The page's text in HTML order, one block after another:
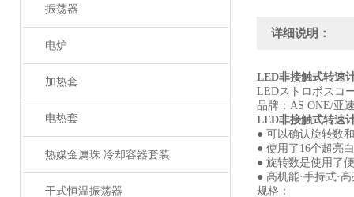
振荡器
电炉
加热套
电热套
热媒金属珠 冷却容器套装
干式恒温振荡器
详细说明：
LED非接触式转速
LEDストロボスコ
品牌：AS ONE/亚
LED非接触式转速
● 可以确认旋转数
● 使用了16个超亮
● 旋转数是使用了
● 高机能·手持式·
规格：